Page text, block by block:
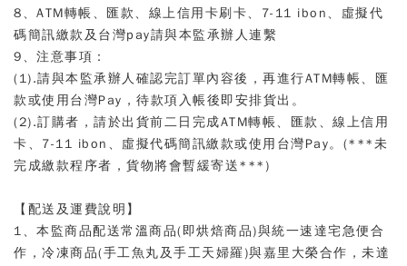
8、 ATM轉帳、匯款、線上信用卡刷卡、7-11 ibon、 虛擬代
碼簡訊繳款 及台灣pay請與本監承辦人連繫
9、注意事項：
(1).請與本監承辦人確認完訂單內容後，再進行ATM轉帳、匯
款或使用台灣Pay，待款項入帳後即安排貨出。
(2).訂購者，請於出貨前二日完成ATM轉帳、匯款、線上信用
卡、 7-11 ibon、 虛擬代碼簡訊繳款或使用台灣Pay。(***未
完成繳款程序者，貨物將會暫緩寄送***)
【配送及運費說明】
1、本監商品配送常溫商品(即烘焙商品)與統一速達宅急便合
作，冷凍商品(手工魚丸及手工天婦羅)與嘉里大榮合作，未達